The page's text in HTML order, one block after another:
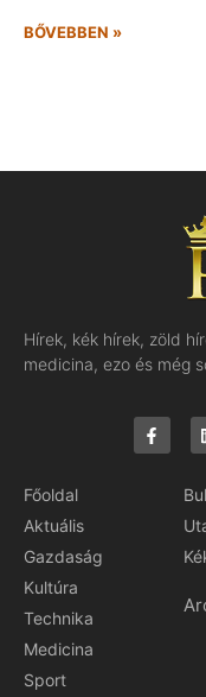
BŐVEBBEN »
Hírek, kék hírek, zöld
medicina, ezo és még
Főoldal
Aktuális
Gazdaság
Kultúra
Technika
Medicina
Sport